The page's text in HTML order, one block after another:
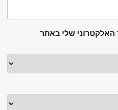
האלקטרוני שלי באתר